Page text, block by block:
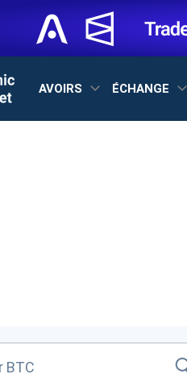
AVOIRS ÉCHANGE